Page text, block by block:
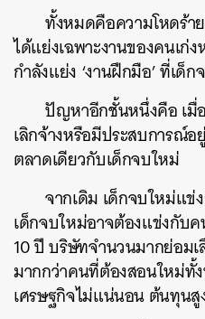
ทั้งหมดคือความโหดร้า
ได้แย่งเฉพาะงานของคนเ
กำลังแย่ง ‘งานฝึกมือ’ ที่เด็
ปัญหาอีกชั้นหนึ่งคือ เมื่
เลิกจ้างหรือมีประสบการณ์
ตลาดเดียวกับเด็กจบใหม่
จากเดิม เด็กจบใหม่แ
เด็กจบใหม่อาจต้องแข่งกับ
10 ปี บริษัทจำนวนมากย่อม
มากกว่าคนที่ต้องสอนใหม่ทั้
เศรษฐกิจไม่แน่นอน ต้นทุนสู